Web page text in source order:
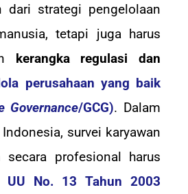
dari strategi pengelolaan
tetapi juga harus
kerangka regulasi dan
perusahaan yang baik
Governance/GCG). Dalam
survei karyawan
secara profesional harus
UU No. 13 Tahun 2003